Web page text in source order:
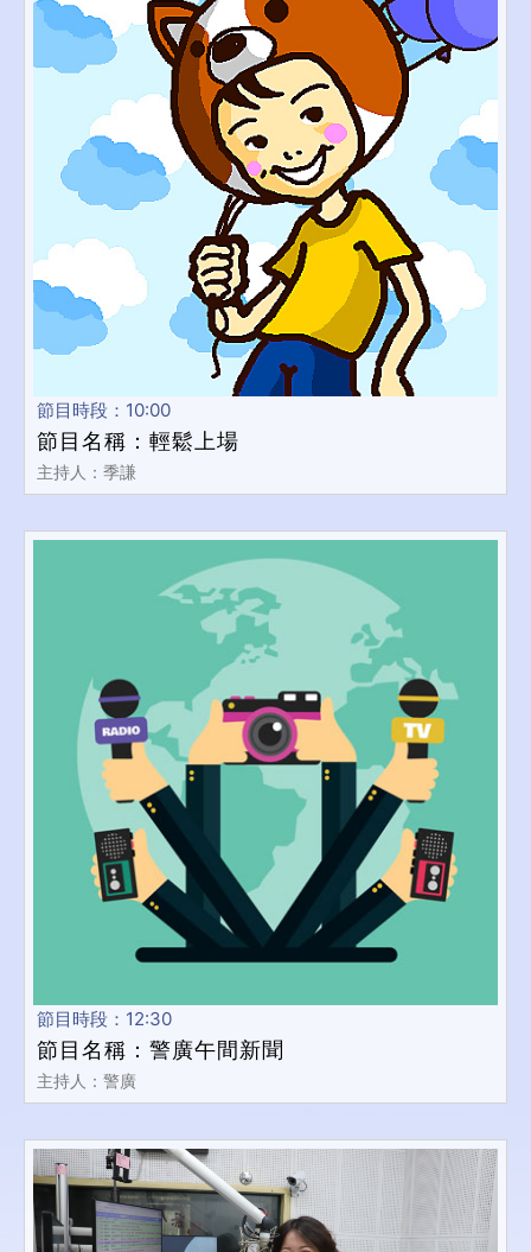
節目時段：10:00
節目名稱：輕鬆上場
主持人：季謙
節目時段：12:30
節目名稱：警廣午間新聞
主持人：警廣